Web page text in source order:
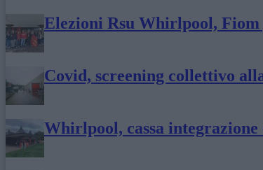
Elezioni Rsu Whirlpool,
Covid, screening collettivo
Whirlpool, cassa